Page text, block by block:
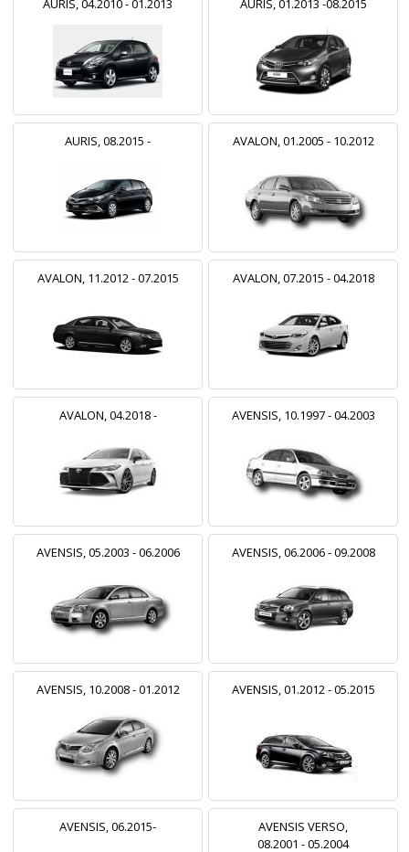
AURIS, 04.2010 - 01.2013 AURIS, 01.2013 -08.2015
AURIS, 08.2015 - AVALON, 01.2005 - 10.2012
AVALON, 11.2012 - 07.2015 AVALON, 07.2015 - 04.2018
AVALON, 04.2018 - AVENSIS, 10.1997 - 04.2003
AVENSIS, 05.2003 - 06.2006 AVENSIS, 06.2006 - 09.2008
AVENSIS, 10.2008 - 01.2012 AVENSIS, 01.2012 - 05.2015
AVENSIS, 06.2015-
AVENSIS VERSO,
08.2001 - 05.2004